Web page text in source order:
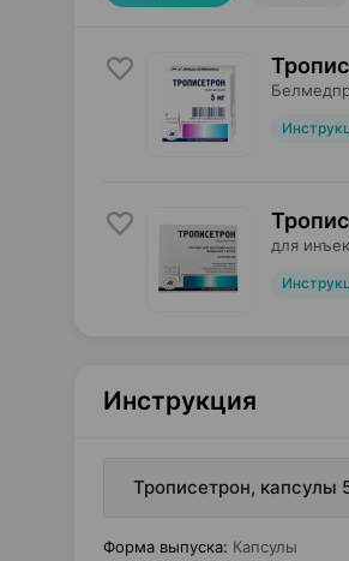
для
Инструкция
Трописетрон, капсулы
Форма выпуска: Капсулы